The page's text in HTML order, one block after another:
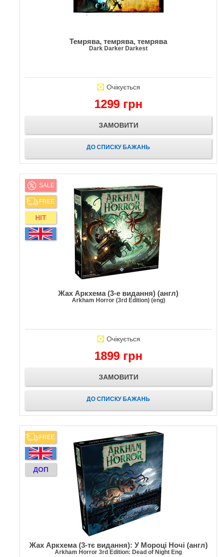
Темрява, темрява, темрява
Dark Darker Darkest
Очікується
1299 грн
ЗАМОВИТИ
ДО СПИСКУ БАЖАНЬ
SALE
FREE
HIT
Жах Аркхема (3-е видання) (англ)
Arkham Horror (3rd Edition) (eng)
Очікується
1899 грн
ЗАМОВИТИ
ДО СПИСКУ БАЖАНЬ
FREE
ДОП
Жах Аркхема (3-тє видання): У Мороці Ночі (англ)
Arkham Horror 3rd Edition: Dead of Night Eng